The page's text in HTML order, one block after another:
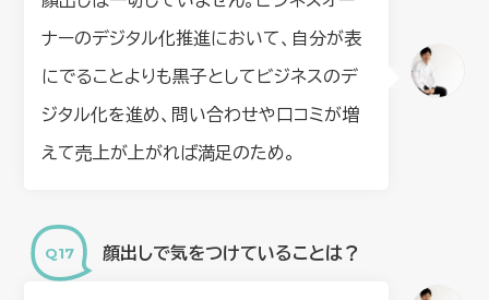
ナーのデジタル化推進において、自分が表
にでることよりも黒子としてビジネスのデ
ジタル化を進め、問い合わせや口コミが増
えて売上が上がれば満足のため。
顔出しで気をつけていることは？